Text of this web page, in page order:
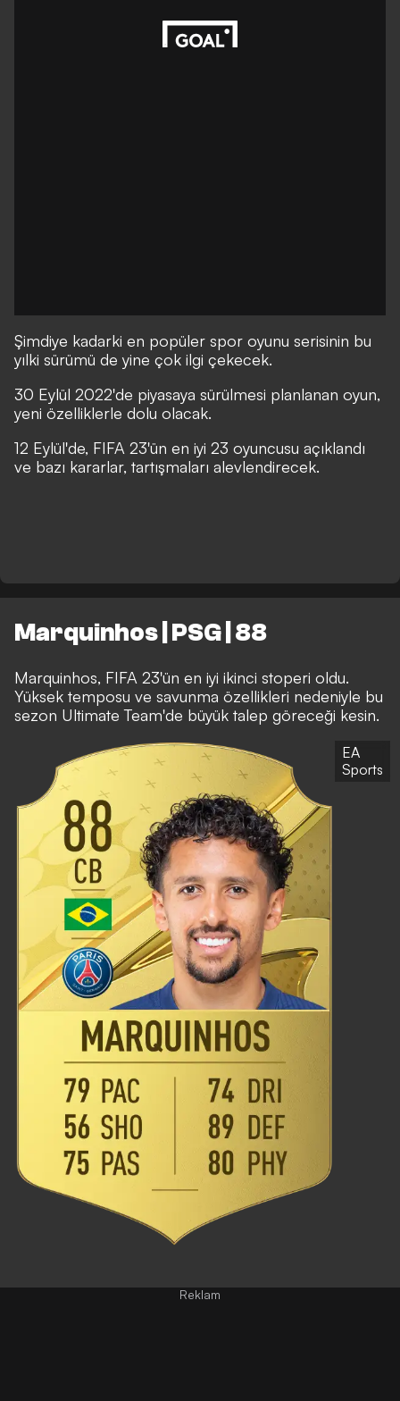
Şimdiye kadarki en popüler spor oyunu serisinin bu
yılki sürümü de yine çok ilgi çekecek.
30 Eylül 2022'de piyasaya sürülmesi planlanan oyun,
yeni özelliklerle dolu olacak.
12 Eylül'de, FIFA 23'ün en iyi 23 oyuncusu açıklandı
ve bazı kararlar, tartışmaları alevlendirecek.
Marquinhos | PSG | 88
Marquinhos, FIFA 23'ün en iyi ikinci stoperi oldu.
Yüksek temposu ve savunma özellikleri nedeniyle bu
sezon Ultimate Team'de büyük talep göreceği kesin.
EA
Sports
Reklam